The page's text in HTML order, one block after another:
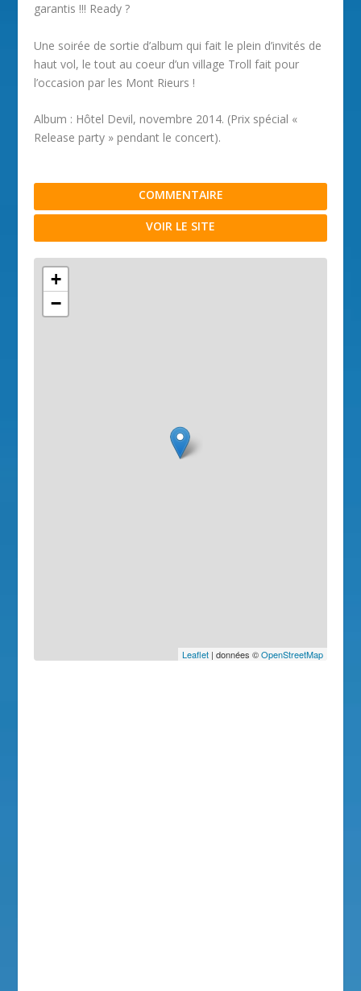
garantis !!! Ready ?
Une soirée de sortie d’album qui fait le plein d’invités de
haut vol, le tout au coeur d’un village Troll fait pour
l’occasion par les Mont Rieurs !
Album : Hôtel Devil, novembre 2014. (Prix spécial «
Release party » pendant le concert).
COMMENTAIRE
VOIR LE SITE
+
−
Leaflet| données ©OpenStreetMap